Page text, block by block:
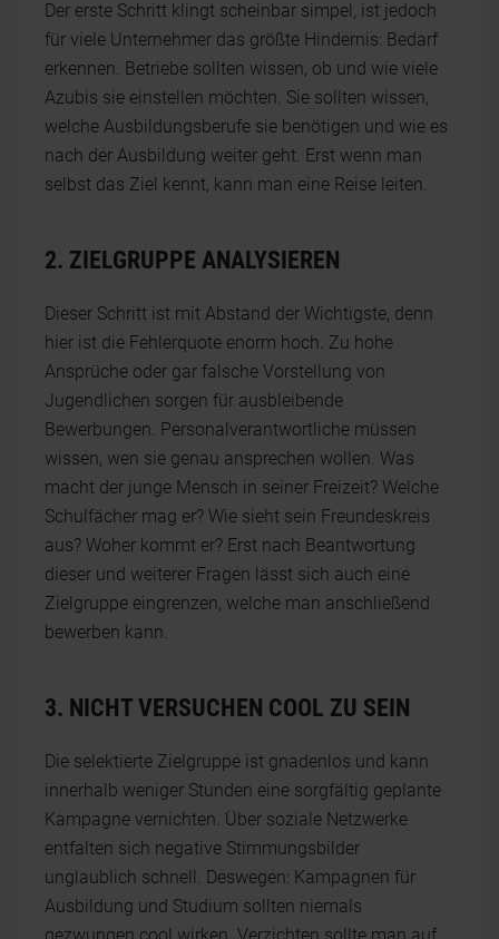
Der erste Schritt klingt scheinbar simpel, ist jedoch
für viele Unternehmer das größte Hindernis: Bedarf
erkennen. Betriebe sollten wissen, ob und wie viele
Azubis sie einstellen möchten. Sie sollten wissen,
welche Ausbildungsberufe sie benötigen und wie es
nach der Ausbildung weiter geht. Erst wenn man
selbst das Ziel kennt, kann man eine Reise leiten.
2. ZIELGRUPPE ANALYSIEREN
Dieser Schritt ist mit Abstand der Wichtigste, denn
hier ist die Fehlerquote enorm hoch. Zu hohe
Ansprüche oder gar falsche Vorstellung von
Jugendlichen sorgen für ausbleibende
Bewerbungen. Personalverantwortliche müssen
wissen, wen sie genau ansprechen wollen. Was
macht der junge Mensch in seiner Freizeit? Welche
Schulfächer mag er? Wie sieht sein Freundeskreis
aus? Woher kommt er? Erst nach Beantwortung
dieser und weiterer Fragen lässt sich auch eine
Zielgruppe eingrenzen, welche man anschließend
bewerben kann.
3. NICHT VERSUCHEN COOL ZU SEIN
Die selektierte Zielgruppe ist gnadenlos und kann
innerhalb weniger Stunden eine sorgfältig geplante
Kampagne vernichten. Über soziale Netzwerke
entfalten sich negative Stimmungsbilder
unglaublich schnell. Deswegen: Kampagnen für
Ausbildung und Studium sollten niemals
gezwungen cool wirken. Verzichten sollte man auf